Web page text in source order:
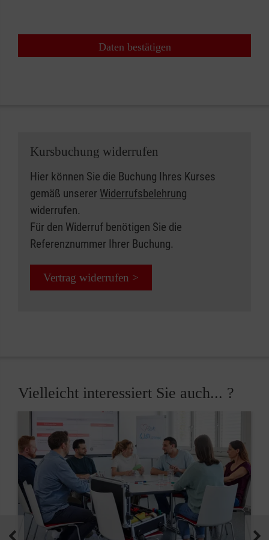
Daten bestätigen
Kursbuchung widerrufen
Hier können Sie die Buchung Ihres Kurses
gemäß unserer Widerrufsbelehrung
widerrufen.
Für den Widerruf benötigen Sie die
Referenznummer Ihrer Buchung.
Vertrag widerrufen >
Vielleicht interessiert Sie auch... ?